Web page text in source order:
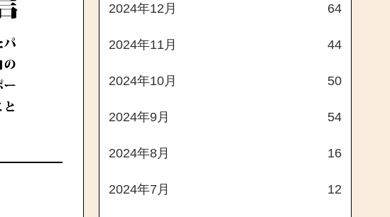
2024年12月 64
2024年11月 44
2024年10月 50
2024年9月 54
2024年8月 16
2024年7月 12